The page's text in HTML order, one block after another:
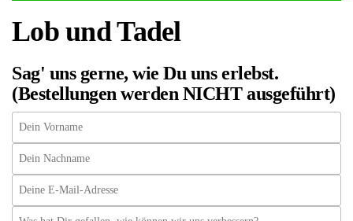
Lob und Tadel
Sag' uns gerne, wie Du uns erlebst.
(Bestellungen werden NICHT ausgeführt)